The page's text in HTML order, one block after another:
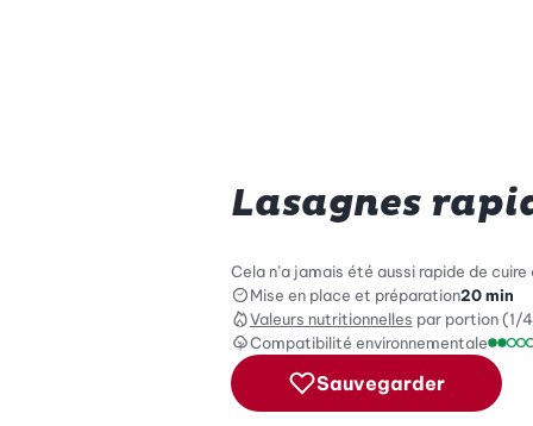
Lasagnes
Cela n’a jamais été aussi rapide de
Mise en place et préparation20 min
Valeurs nutritionnelles par portion (1/
Compatibilité environnementale
Sauvegarder